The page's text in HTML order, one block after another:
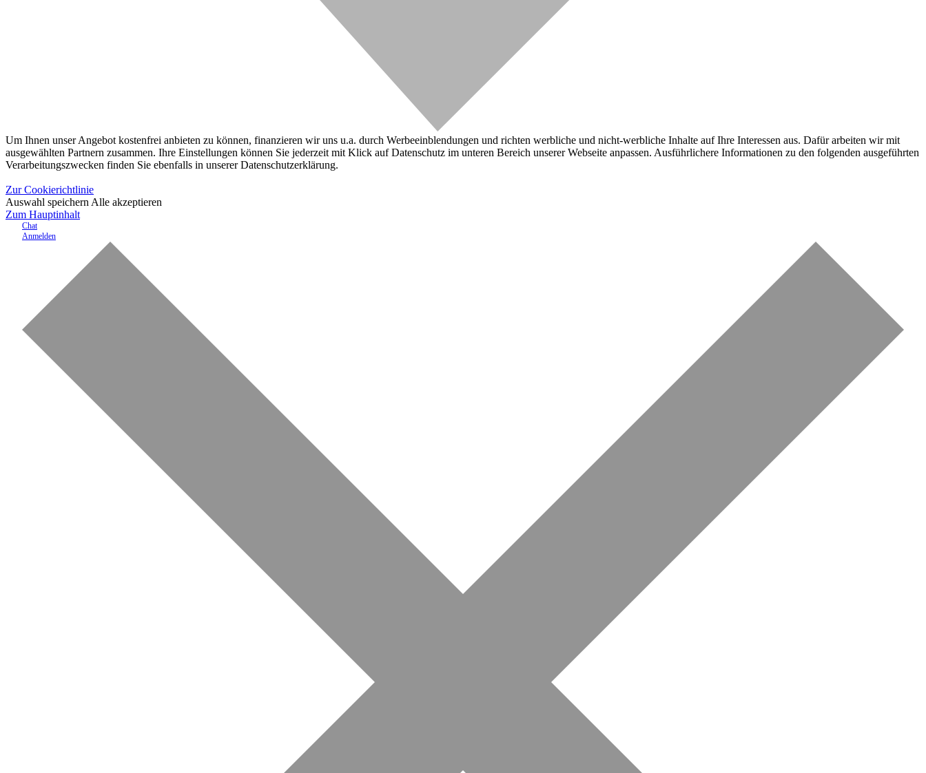
Um Ihnen unser Angebot kostenfrei anbieten zu können, finanzieren wir uns u.a. durch Werbeeinblendungen und richten werbliche und nicht-werbliche Inhalte auf Ihre Interessen aus. Dafür arbeiten wir mit
ausgewählten Partnern zusammen. Ihre Einstellungen können Sie jederzeit mit Klick auf Datenschutz im unteren Bereich unserer Webseite anpassen. Ausführlichere Informationen zu den folgenden ausgeführten
Verarbeitungszwecken finden Sie ebenfalls in unserer Datenschutzerklärung.
Zur Cookierichtlinie
Auswahl speichern Alle akzeptieren
Zum Hauptinhalt
Chat
Anmelden